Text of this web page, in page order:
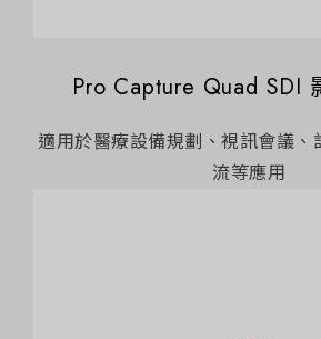
Pro Capture Quad SDI
適用於醫療設備規劃、視訊會議、
流等應用